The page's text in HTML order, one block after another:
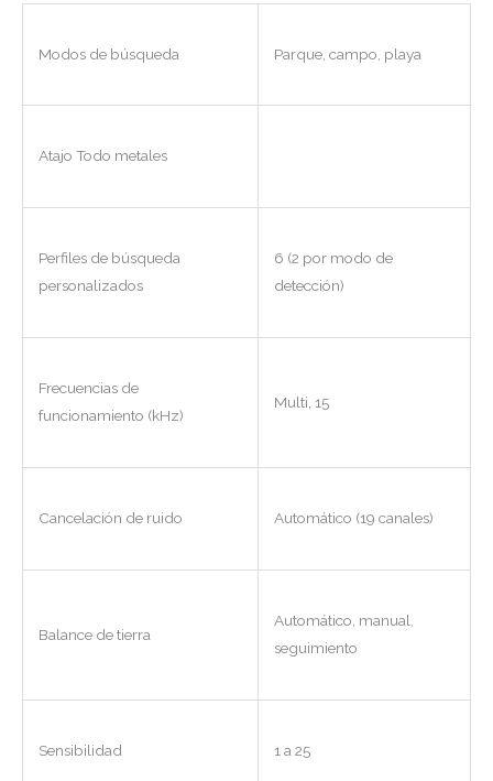
Modos de búsqueda Parque, campo, playa
Atajo Todo metales
Perfiles de búsqueda
personalizados
6 (2 por modo de
detección)
Frecuencias de
funcionamiento (kHz)
Multi, 15
Cancelación de ruido Automático (19 canales)
Balance de tierra
Automático, manual,
seguimiento
Sensibilidad 1 a 25